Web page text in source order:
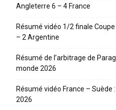
Angleterre 6 – 4 France
Résumé vidéo 1/2 finale
– 2 Argentine
Résumé de l’arbitrage de
monde 2026
Résumé vidéo France – Suède
2026